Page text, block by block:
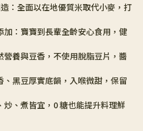
：全面以在地優質米取代小麥，打
：寶寶到長輩全齡安心食用，健
養與豆香，不使用脫脂豆片，醬
黑豆厚實底韻，入喉微甜，保留
、煮皆宜，0 糖也能提升料理鮮